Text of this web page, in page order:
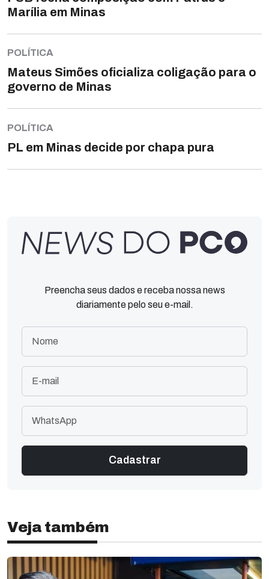
Marília em Minas
POLÍTICA
Mateus Simões oficializa coligação para o
governo de Minas
POLÍTICA
PL em Minas decide por chapa pura
Preencha seus dados e receba nossa news
diariamente pelo seu e-mail.
Veja também